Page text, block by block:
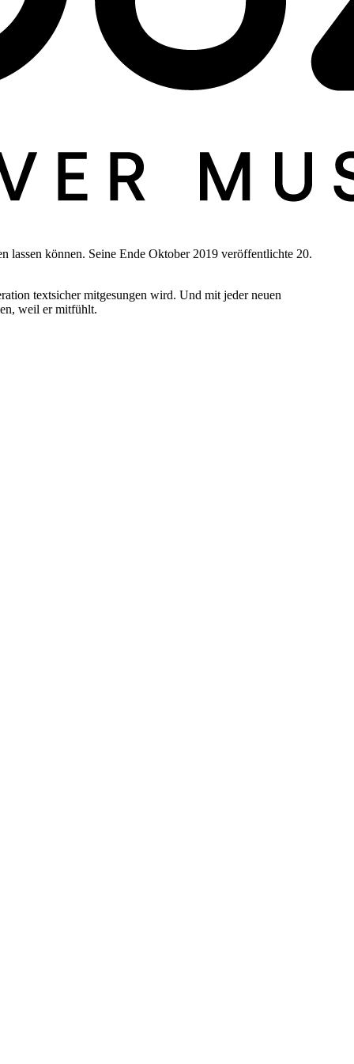
lassen können. Seine Ende Oktober 2019 veröffentlichte 20.
textsicher mitgesungen wird. Und mit jeder neuen
weil er mitfühlt.